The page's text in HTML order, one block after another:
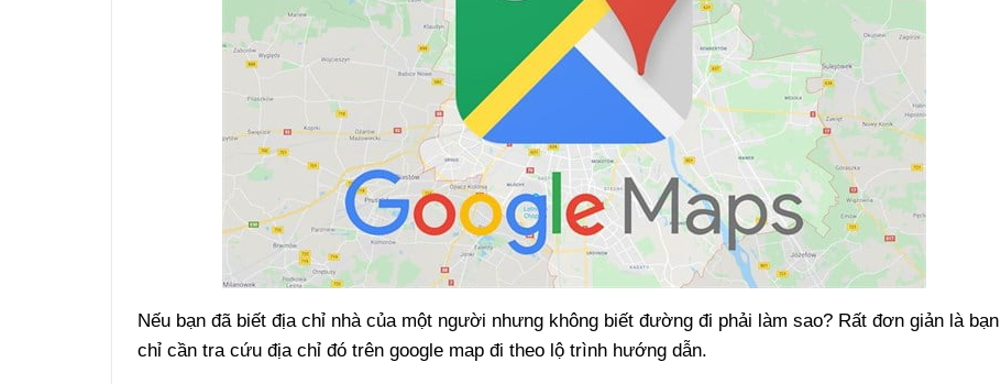
Nếu bạn đã biết địa chỉ nhà của một người nhưng không biết đường đi phải làm sao? Rất đơn giản là bạn
chỉ cần tra cứu địa chỉ đó trên google map đi theo lộ trình hướng dẫn.